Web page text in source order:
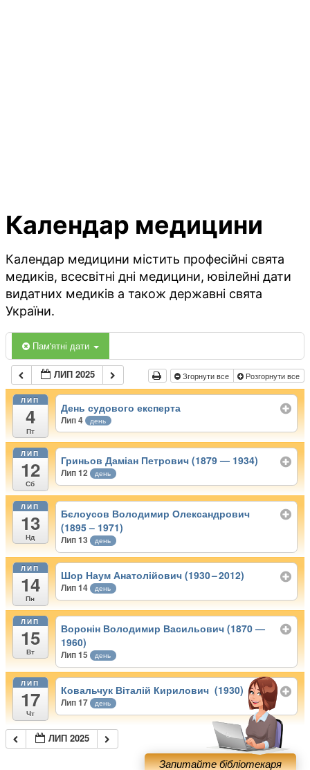
Календар медицини
Календар медицини містить професійні свята
медиків, всесвітні дні медицини, ювілейні дати
видатних медиків а також державні свята
України.
Пам'ятні дати
ЛИП 2025 Згорнути все Розгорнути все
ЛИП
4
Пт
День судового експерта
Лип 4 день
ЛИП
12
Сб
Гриньов Даміан Петрович (1879 — 1934)
Лип 12 день
ЛИП
13
Нд
Бєлоусов Володимир Олександрович
(1895 – 1971)
Лип 13 день
ЛИП
14
Пн
Шор Наум Анатолійович (1930 – 2012)
Лип 14 день
ЛИП
15
Вт
Воронін Володимир Васильович (1870 —
1960)
Лип 15 день
ЛИП
17
Чт
Ковальчук Віталій Кирилович (1930)
Лип 17 день
ЛИП 2025